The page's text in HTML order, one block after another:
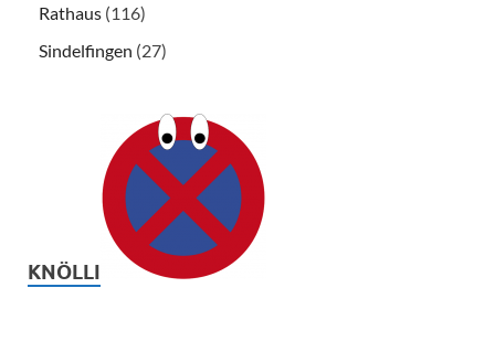
Rathaus (116)
Sindelfingen (27)
KNÖLLI